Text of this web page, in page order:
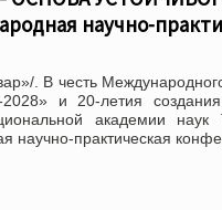
научно-
. В честь
2028» и 20-летия
академии
научно-практическая